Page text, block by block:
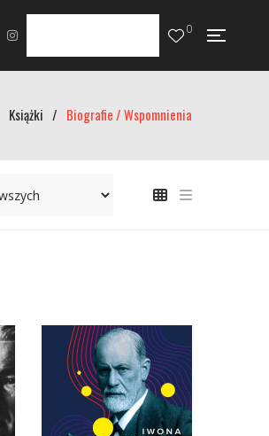
0
Książki / Biografie / Wspomnienia